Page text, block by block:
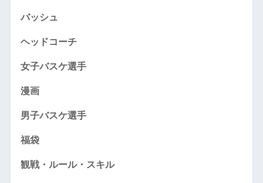
バッシュ
ヘッドコーチ
女子バスケ選手
漫画
男子バスケ選手
福袋
観戦・ルール・スキル